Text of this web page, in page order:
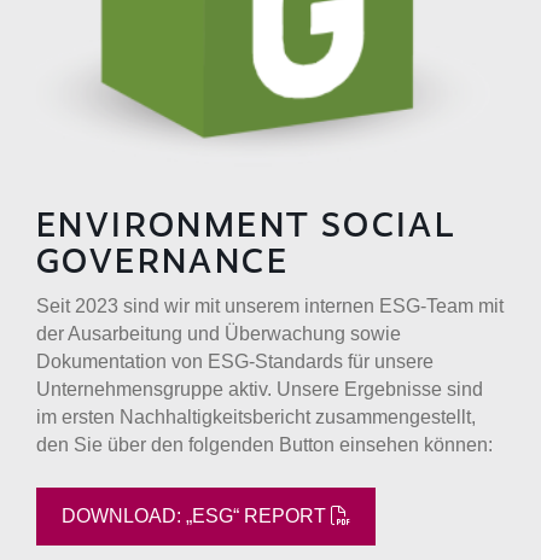
ENVIRONMENT SOCIAL
GOVERNANCE
Seit 2023 sind wir mit unserem internen ESG-Team mit
der Ausarbeitung und Überwachung sowie
Dokumentation von ESG-Standards für unsere
Unternehmensgruppe aktiv. Unsere Ergebnisse sind
im ersten Nachhaltigkeitsbericht zusammengestellt,
den Sie über den folgenden Button einsehen können:
DOWNLOAD: „ESG“ REPORT